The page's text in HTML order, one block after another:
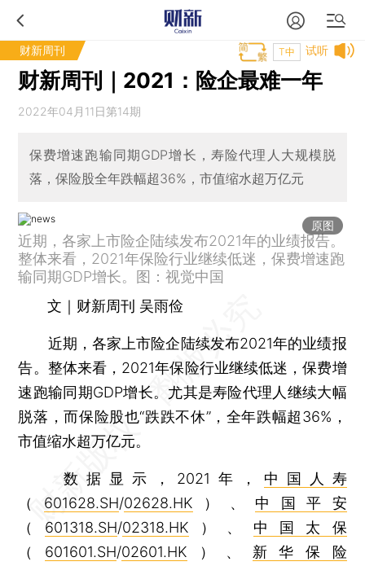
财新周刊 试听
T中
财新周刊｜2021：险企最难一年
2022年04月11日第14期
保费增速跑输同期GDP增长，寿险代理人大规模脱
落，保险股全年跌幅超36%，市值缩水超万亿元
原图
近期，各家上市险企陆续发布2021年的业绩报告。
整体来看，2021年保险行业继续低迷，保费增速跑
输同期GDP增长。图：视觉中国
文｜财新周刊 吴雨俭
近期，各家上市险企陆续发布2021年的业绩报
告。整体来看，2021年保险行业继续低迷，保费增
速跑输同期GDP增长。尤其是寿险代理人继续大幅
脱落，而保险股也“跌跌不休”，全年跌幅超36%，
市值缩水超万亿元。
数据显示，2021年， 中国人寿
（ 601628.SH/02628.HK ）、 中国平安
（ 601318.SH/02318.HK ）、 中国太保
（ 601601.SH/02601.HK ）、 新华保险